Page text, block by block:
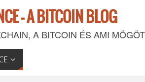
- A BITCOIN BLOG
A BITCOIN ÉS AMI